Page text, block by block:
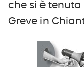
che si è
Greve in